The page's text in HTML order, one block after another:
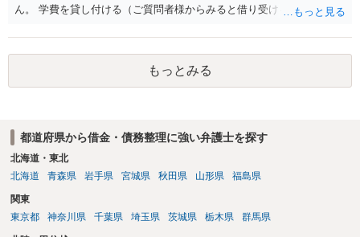
ん。 学費を貸し付ける（ご質問者様からみると借り受ける）といった
ょう。
もっとみる
都道府県から借金・債務整理に強い弁護士を探す
北海道・東北
北海道
青森県 岩手県 宮城県 秋田県 山形県 福島県
関東
東京都
神奈川県 千葉県 埼玉県 茨城県 栃木県 群馬県